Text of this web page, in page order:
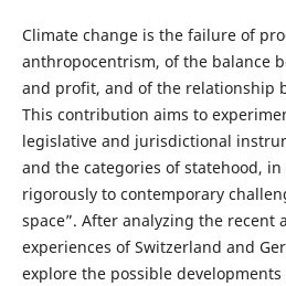
Climate change is the failure of
anthropocentrism, of the balance
and profit, and of the relationship
This contribution aims to
legislative and jurisdictional
and the categories of statehood,
rigorously to contemporary
space”. After analyzing the recent
experiences of Switzerland and
explore the possible